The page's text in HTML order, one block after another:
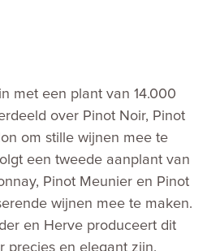
met een plant van 14.000
over Pinot Noir, Pinot
om stille wijnen mee te
een tweede aanplant van
Pinot Meunier en Pinot
wijnen mee te maken.
en Herve produceert dit
precies en elegant zijn.